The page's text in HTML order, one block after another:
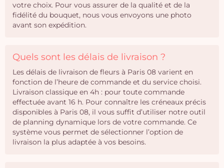
votre choix. Pour vous assurer de la qualité et de la
fidélité du bouquet, nous vous envoyons une photo
avant son expédition.
Quels sont les délais de livraison ?
Les délais de livraison de fleurs à Paris 08 varient en
fonction de l’heure de commande et du service choisi.
Livraison classique en 4h : pour toute commande
effectuée avant 16 h. Pour connaître les créneaux précis
disponibles à Paris 08, il vous suffit d’utiliser notre outil
de planning dynamique lors de votre commande. Ce
système vous permet de sélectionner l’option de
livraison la plus adaptée à vos besoins.